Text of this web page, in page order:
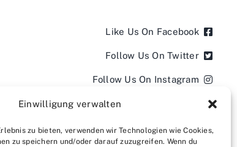
Einwilligung verwalten
zu bieten, verwenden wir Technologien wie Cookies,
zu speichern und/oder darauf zuzugreifen. Wenn du
Like Us On Facebook
Follow Us On Twitter
Follow Us On Instagram
Follow Us On LinkedIn
Follow us on YouTube